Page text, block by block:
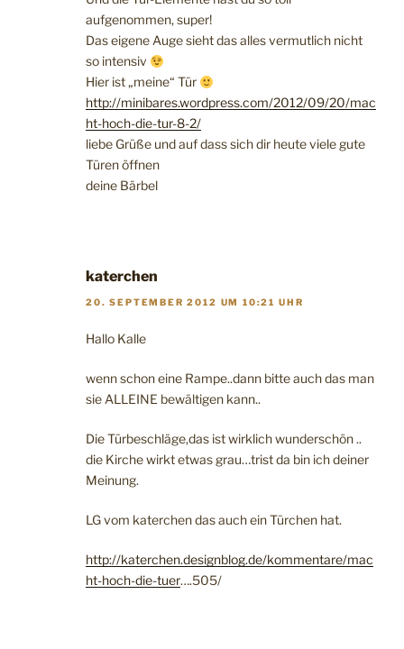
aufgenommen, super!
Das eigene Auge sieht das alles vermutlich nicht
so intensiv
Hier ist „meine“ Tür
http://minibares.wordpress.com/2012/09/20/mac
ht-hoch-die-tur-8-2/
liebe Grüße und auf dass sich dir heute viele gute
Türen öffnen
deine Bärbel
katerchen
20. SEPTEMBER 2012 UM 10:21 UHR
Hallo Kalle
wenn schon eine Rampe..dann bitte auch das man
sie ALLEINE bewältigen kann..
Die Türbeschläge,das ist wirklich wunderschön ..
die Kirche wirkt etwas grau…trist da bin ich deiner
Meinung.
LG vom katerchen das auch ein Türchen hat.
http://katerchen.designblog.de/kommentare/mac
ht-hoch-die-tuer….505/